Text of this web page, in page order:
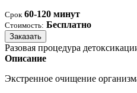
Срок 60-120 минут
Стоимость: Бесплатно
Заказать
Разовая процедура
Описание
Экстренное очищение